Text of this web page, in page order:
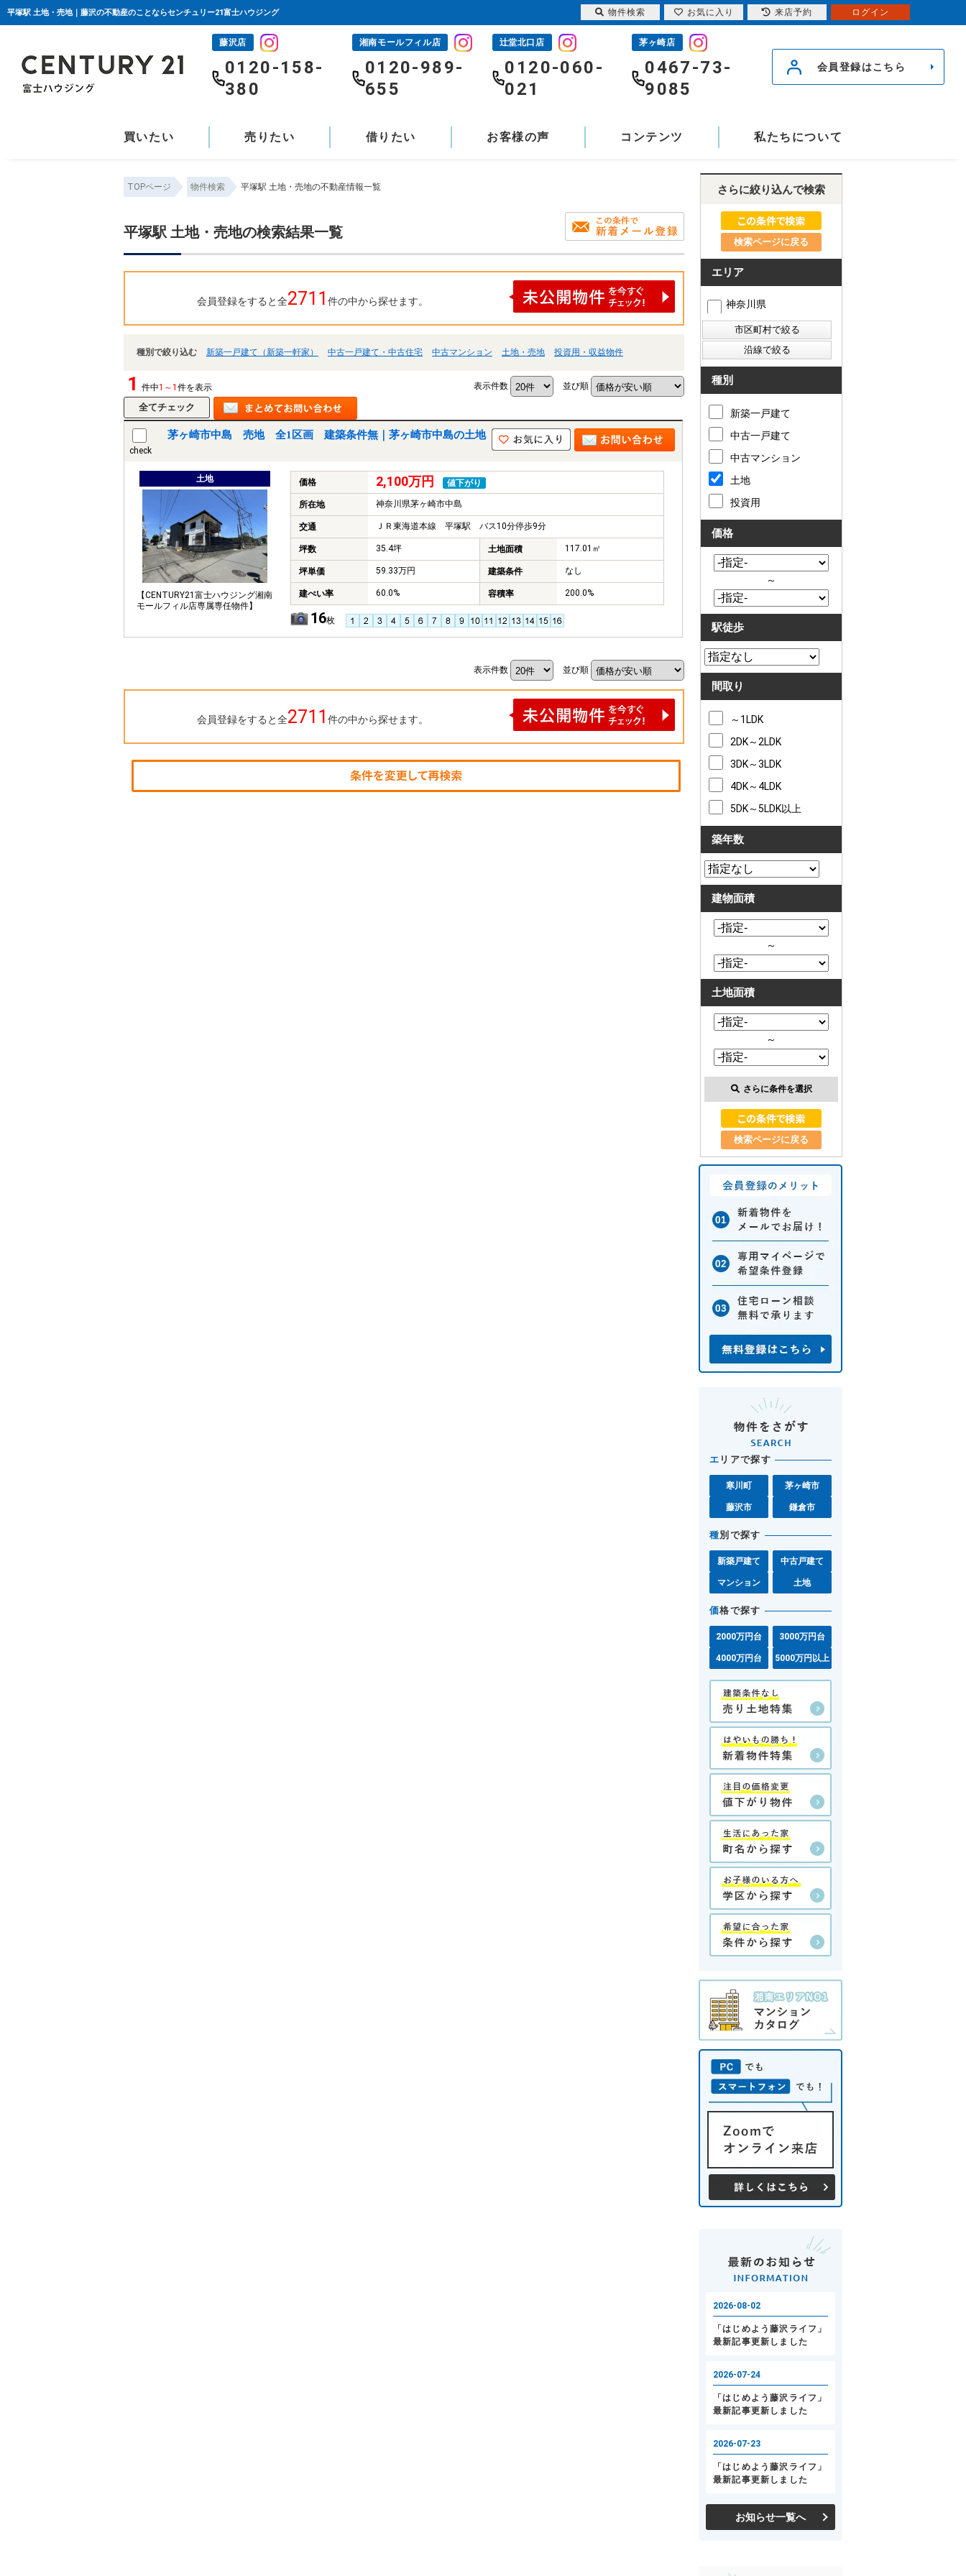
平塚駅 土地・売地｜藤沢の不動産のことならセンチュリー21富士ハウジング
藤沢店
0120-158-
380
湘南モールフィル店
0120-989-
655
辻堂北口店
0120-060-
021
茅ヶ崎店
0467-73-
9085
会員登録はこちら
買いたい 売りたい 借りたい お客様の声 コンテンツ 私たちについて
TOPページ 物件検索 平塚駅 土地・売地の不動産情報一覧
平塚駅 土地・売地の検索結果一覧
会員登録をすると全2711 件の中から探せます。
種別で絞り込む 新築一戸建て（新築一軒家） 中古一戸建て・中古住宅 中古マンション 土地・売地 投資用・収益物件
1 件中1～1 件を表示 表示件数 並び順
check
茅ヶ崎市中島 売地 全1区画 建築条件無｜茅ヶ崎市中島の土地
土地
【CENTURY21富士ハウジング湘南
モールフィル店専属専任物件】
価格 2,100万円 値下がり
所在地 神奈川県茅ヶ崎市中島
交通 ＪＲ東海道本線 平塚駅 バス10分停歩9分
坪数 35.4坪 土地面積 117.01㎡
坪単価 59.33万円 建築条件 なし
建ぺい率 60.0% 容積率 200.0%
16枚
表示件数 並び順
会員登録をすると全2711 件の中から探せます。
さらに絞り込んで検索
検索ページに戻る
エリア
神奈川県
種別
新築一戸建て
中古一戸建て
中古マンション
土地
投資用
価格
～
駅徒歩
間取り
～1LDK
2DK～2LDK
3DK～3LDK
4DK～4LDK
5DK～5LDK以上
築年数
建物面積
～
土地面積
～
さらに条件を選択
検索ページに戻る
エ リアで探す
寒川町 茅ヶ崎市
藤沢市 鎌倉市
種別で探す
新築戸建て 中古戸建て
マンション 土地
価格で探す
2000万円台 3000万円台
4000万円台 5000万円以上
お知らせ一覧へ
物件検索 お気に入り 来店予約 ログイン